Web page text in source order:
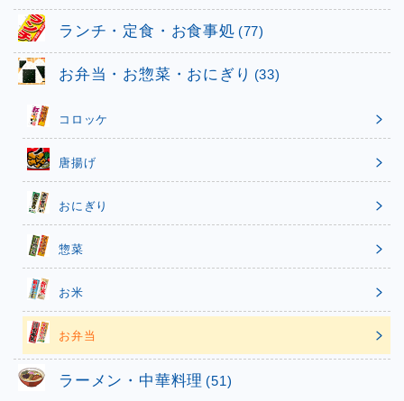
ランチ・定食・お食事処 (77)
お弁当・お惣菜・おにぎり (33)
コロッケ
唐揚げ
おにぎり
惣菜
お米
お弁当
ラーメン・中華料理 (51)